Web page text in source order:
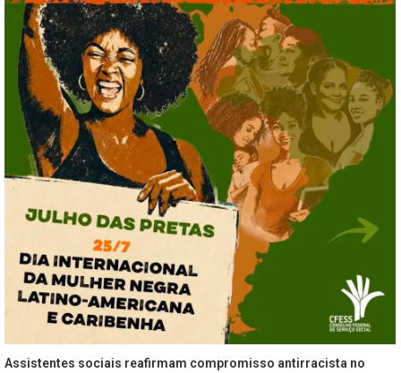
Assistentes sociais reafirmam compromisso antirracista no